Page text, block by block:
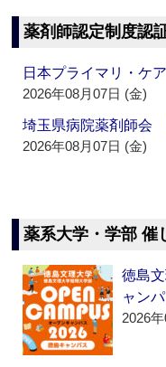
薬剤師認定制度認
日本プライマリ・
2026年08月07日 (金)
埼玉県病院薬剤師
2026年08月07日 (金)
薬系大学・学部 催
徳島
ャン
2026